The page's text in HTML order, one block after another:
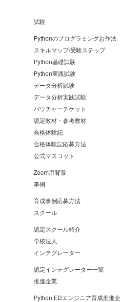
試験
Pythonのプログラミングお作法
スキルマップ/受験ステップ
Python基礎試験
Python実践試験
データ分析試験
データ分析実践試験
バウチャーチケット
認定教材・参考教材
合格体験記
合格体験記応募方法
公式マスコット
Zoom用背景
事例
育成事例応募方法
スクール
認定スクール紹介
学校法人
インテグレーター
認定インテグレーター一覧
推進企業
Python EDエンジニア育成推進